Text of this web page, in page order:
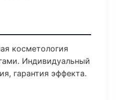
косметология
Индивидуальный
гарантия эффекта.